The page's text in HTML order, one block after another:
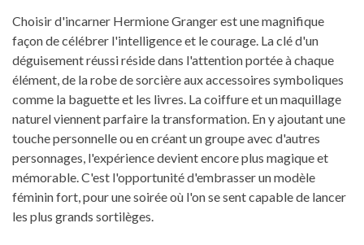
Choisir d'incarner Hermione Granger est une magnifique
façon de célébrer l'intelligence et le courage. La clé d'un
déguisement réussi réside dans l'attention portée à chaque
élément, de la robe de sorcière aux accessoires symboliques
comme la baguette et les livres. La coiffure et un maquillage
naturel viennent parfaire la transformation. En y ajoutant une
touche personnelle ou en créant un groupe avec d'autres
personnages, l'expérience devient encore plus magique et
mémorable. C'est l'opportunité d'embrasser un modèle
féminin fort, pour une soirée où l'on se sent capable de lancer
les plus grands sortilèges.